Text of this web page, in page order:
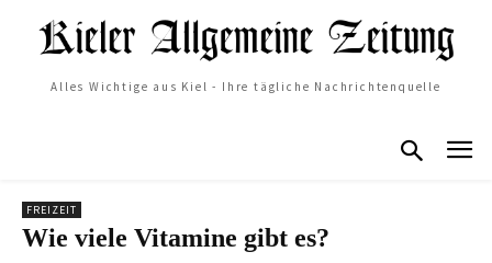
Alles Wichtige aus Kiel - Ihre tägliche Nachrichtenquelle
FREIZEIT
Wie viele Vitamine gibt es?